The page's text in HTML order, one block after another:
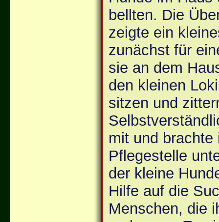
bellten. Die
zeigte ein
zunächst für
sie an dem
den kleinen
sitzen und
mit und brachte
Pflegestelle
der kleine
Hilfe auf die
Menschen, die